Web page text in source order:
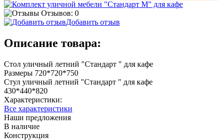
Отзывов: 0
Добавить отзыв
Описание товара:
Стол уличный летний "Стандарт " для кафе
Размеры 720*720*750
Стул уличный летний "Стандарт " для кафе
430*440*820
Характеристики:
Все характеристики
Наши предложения
В наличие
Конструкция